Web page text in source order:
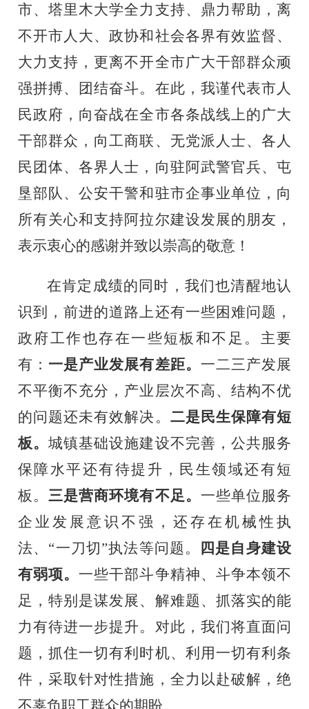
市、塔里木大学全力支持、鼎力帮助，离
不开市人大、政协和社会各界有效监督、
大力支持，更离不开全市广大干部群众顽
强拼搏、团结奋斗。在此，我谨代表市人
民政府，向奋战在全市各条战线上的广大
干部群众，向工商联、无党派人士、各人
民团体、各界人士，向驻阿武警官兵、屯
垦部队、公安干警和驻市企事业单位，向
所有关心和支持阿拉尔建设发展的朋友，
表示衷心的感谢并致以崇高的敬意！
在肯定成绩的同时，我们也清醒地认
识到，前进的道路上还有一些困难问题，
政府工作也存在一些短板和不足。主要
有： 一是产业发展有差距。 一二三产发展
不平衡不充分，产业层次不高、结构不优
的问题还未有效解决。 二是民生保障有短
板。城镇基础设施建设不完善，公共服务
保障水平还有待提升，民生领域还有短
板。三是营商环境有不足。 一些单位服务
企业发展意识不强，还存在机械性执
法、 “一刀切”执法等问题。
四是自身建设
有弱项。 一些干部斗争精神、斗争本领不
足，特别是谋发展、解难题、抓落实的能
力有待进一步提升。对此，我们将直面问
题，抓住一切有利时机、利用一切有利条
件，采取针对性措施，全力以赴破解，绝
不辜负职工群众的期盼。